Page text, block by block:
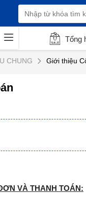
Tổng
CHUNG Giới thiệu
VÀ THANH TOÁN: